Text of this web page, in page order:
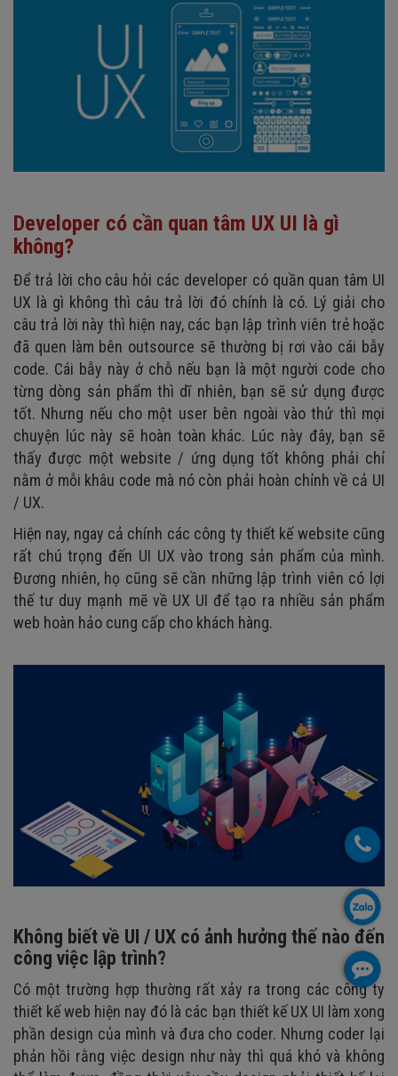
Developer có cần quan tâm UX UI là gì
không?
Để trả lời cho câu hỏi các developer có quần quan tâm UI
UX là gì không thì câu trả lời đó chính là có. Lý giải cho
câu trả lời này thì hiện nay, các bạn lập trình viên trẻ hoặc
đã quen làm bên outsource sẽ thường bị rơi vào cái bẫy
code. Cái bẫy này ở chỗ nếu bạn là một người code cho
từng dòng sản phẩm thì dĩ nhiên, bạn sẽ sử dụng được
tốt. Nhưng nếu cho một user bên ngoài vào thử thì mọi
chuyện lúc này sẽ hoàn toàn khác. Lúc này đây, bạn sẽ
thấy được một website / ứng dụng tốt không phải chỉ
nằm ở mỗi khâu code mà nó còn phải hoàn chỉnh về cả UI
/ UX.
Hiện nay, ngay cả chính các công ty thiết kế website cũng
rất chú trọng đến UI UX vào trong sản phẩm của mình.
Đương nhiên, họ cũng sẽ cần những lập trình viên có lợi
thế tư duy mạnh mẽ về UX UI để tạo ra nhiều sản phẩm
web hoàn hảo cung cấp cho khách hàng.
Không biết về UI / UX có ảnh hưởng thế nào đến
công việc lập trình?
Có một trường hợp thường rất xảy ra trong các công ty
thiết kế web hiện nay đó là các bạn thiết kế UX UI làm xong
phần design của mình và đưa cho coder. Nhưng coder lại
phản hồi rằng việc design như này thì quá khó và không